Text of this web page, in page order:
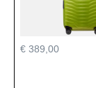
€ 389,00